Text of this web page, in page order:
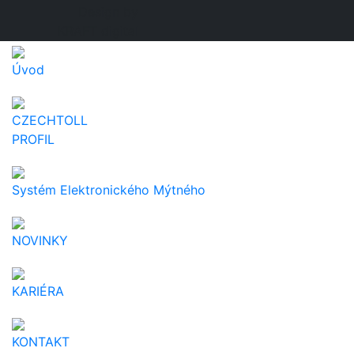
Úvod
CZECHTOLL
PROFIL
Systém Elektronického Mýtného
NOVINKY
KARIÉRA
KONTAKT